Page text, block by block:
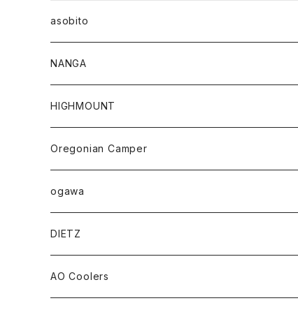
asobito
NANGA
HIGHMOUNT
Oregonian Camper
ogawa
DIETZ
AO Coolers